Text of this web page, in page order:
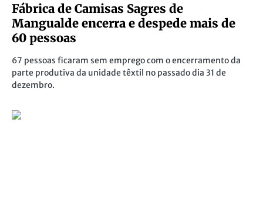
Fábrica de Camisas Sagres de
Mangualde encerra e despede mais de
60 pessoas
67 pessoas ficaram sem emprego com o encerramento da
parte produtiva da unidade têxtil no passado dia 31 de
dezembro.